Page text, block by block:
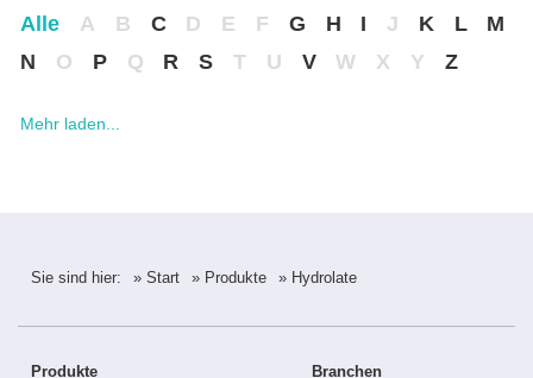
Alle A B C D E F G H I J K L
M
N
O P Q R S T U V W X Y Z
Mehr laden...
Sie sind hier: » Start » Produkte » Hydrolate
Produkte
Branchen